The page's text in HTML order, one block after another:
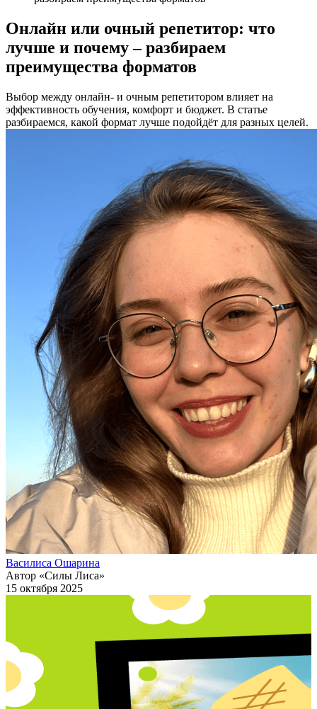
Онлайн или очный репетитор: что
лучше и почему – разбираем
преимущества форматов
Выбор между онлайн- и очным репетитором влияет на
эффективность обучения, комфорт и бюджет. В статье
разбираемся, какой формат лучше подойдёт для разных целей.
Василиса Ошарина
Автор «Силы Лиса»
15 октября 2025